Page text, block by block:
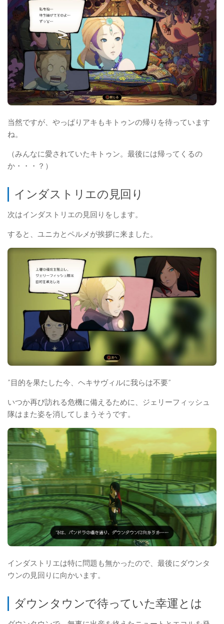
当然ですが、やっぱりアキもキトゥンの帰りを待っています
ね。
（みんなに愛されていたキトゥン。最後には帰ってくるの
か・・・？）
インダストリエの見回り
次はインダストリエの見回りをします。
すると、ユニカとペルメが挨拶に来ました。
”目的を果たした今、ヘキサヴィルに我らは不要”
いつか再び訪れる危機に備えるために、ジェリーフィッシュ
隊はまた姿を消してしまうそうです。
インダストリエは特に問題も無かったので、最後にダウンタ
ウンの見回りに向かいます。
ダウンタウンで待っていた幸運とは